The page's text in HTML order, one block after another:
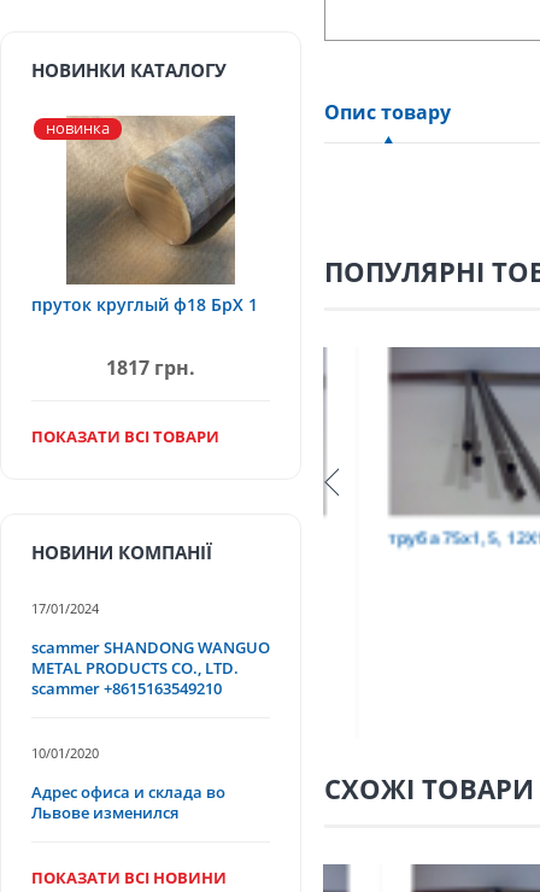
Опис товару
ПОПУЛЯРНІ
труба 75х1,5,
СХОЖІ ТОВАРИ
НОВИНКИ КАТАЛОГУ
новинка
пруток круглый ф18 БрХ 1
1817 грн.
ПОКАЗАТИ ВСІ ТОВАРИ
НОВИНИ КОМПАНІЇ
17/01/2024
scammer SHANDONG WANGUO
METAL PRODUCTS CO., LTD.
scammer +8615163549210
10/01/2020
Адрес офиса и склада во
Львове изменился
ПОКАЗАТИ ВСІ НОВИНИ